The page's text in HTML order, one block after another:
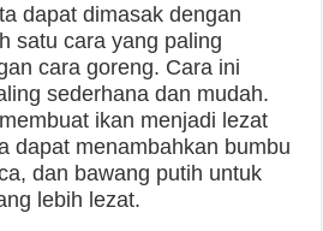
dapat dimasak dengan
satu cara yang paling
cara goreng. Cara ini
sederhana dan mudah.
ikan menjadi lezat
dapat menambahkan bumbu
dan bawang putih untuk
lebih lezat.